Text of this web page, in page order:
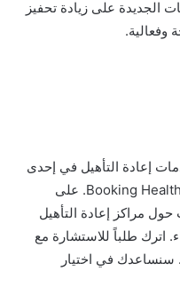
الجديدة على زيادة تحفيز
وفعالية.
إعادة التأهيل في إحدى
المستشفيات الألمانية، استخدم بوابة Booking Health. على
مراكز إعادة التأهيل
اترك طلباً للاستشارة مع
سنساعدك في اختيار